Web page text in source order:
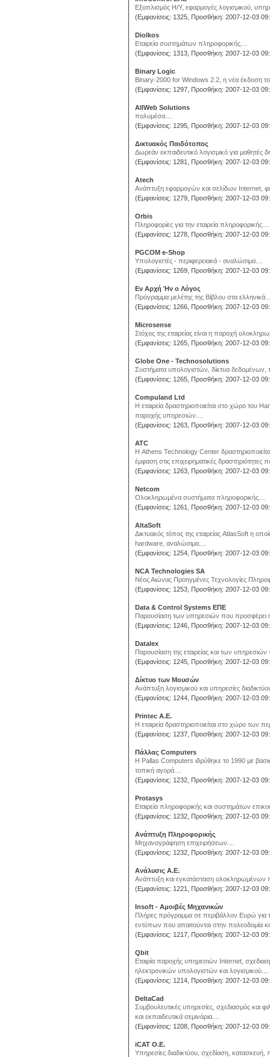
Εξοπλισμός Η/Υ, εφαρμογές λογισμικού,
(Εμφανίσεις: 1325, Προσθήκη: 2007-12-03
Diolkos
Εταιρεία συστημάτων πληροφορικής....
(Εμφανίσεις: 1313, Προσθήκη: 2007-12-03
Binary Logic
Binary-2000 for Windows 2.2, η νέα έκδοση
(Εμφανίσεις: 1297, Προσθήκη: 2007-12-03
AllWeb Solutions
πολυμέσα....
(Εμφανίσεις: 1295, Προσθήκη: 2007-12-03
Δικτυακός Παιδότοπος
Δωρεάν εκπαιδευτικό λογισμικό για μαθητές
(Εμφανίσεις: 1281, Προσθήκη: 2007-12-03
Atech
Ανάπτυξη εφαρμογών και σελίδων Internet,
(Εμφανίσεις: 1279, Προσθήκη: 2007-12-03
Orbis
Πληροφορίες για την εταιρεία πληροφορικής....
(Εμφανίσεις: 1278, Προσθήκη: 2007-12-03
PGCOM e-Shop
Υπολογιστές - περιφερειακά - αναλώσιμα....
(Εμφανίσεις: 1269, Προσθήκη: 2007-12-03
Εν Αρχή Ήν ο Λόγος
Πρόγραμμα μελέτης της Βίβλου στα
(Εμφανίσεις: 1266, Προσθήκη: 2007-12-03
Microsense
Στόχος της εταιρείας είναι η παροχή
(Εμφανίσεις: 1265, Προσθήκη: 2007-12-03
Globe One - Technosolutions
Συστήματα υπολογιστών, δίκτυα δεδομένων,
(Εμφανίσεις: 1265, Προσθήκη: 2007-12-03
Compuland Ltd
Η εταιρεία δραστηριοποιείται στο χώρο
παροχής υπηρεσιών....
(Εμφανίσεις: 1263, Προσθήκη: 2007-12-03
ATC
Η Athens Technology Center
έμφαση στις επιχειρηματικές
(Εμφανίσεις: 1263, Προσθήκη: 2007-12-03
Netcom
Ολοκληρωμένα συστήματα πληροφορικής....
(Εμφανίσεις: 1261, Προσθήκη: 2007-12-03
AltaSoft
Δικτυακός τόπος της εταιρείας AtlasSoft η
hardware, αναλώσιμα....
(Εμφανίσεις: 1254, Προσθήκη: 2007-12-03
NCA Technologies SA
Νέος Αιώνας Προηγμένες Τεχνολογίες
(Εμφανίσεις: 1253, Προσθήκη: 2007-12-03
Data & Control Systems ΕΠΕ
Παρουσίαση των υπηρεσιών που προσφέρει η
(Εμφανίσεις: 1246, Προσθήκη: 2007-12-03
Datalex
Παρουσίαση της εταιρείας και των υπηρεσιών
(Εμφανίσεις: 1245, Προσθήκη: 2007-12-03
Δίκτυο των Μουσών
Ανάπτυξη λογισμικού και υπηρεσίες
(Εμφανίσεις: 1244, Προσθήκη: 2007-12-03
Printec A.E.
Η εταιρεία δραστηριοποιείται στο χώρο
(Εμφανίσεις: 1237, Προσθήκη: 2007-12-03
Πάλλας Computers
Η Pallas Computers ιδρύθηκε το 1990 με
τοπική αγορά....
(Εμφανίσεις: 1232, Προσθήκη: 2007-12-03
Protasys
Εταιρεία πληροφορικής και συστημάτων
(Εμφανίσεις: 1232, Προσθήκη: 2007-12-03
Ανάπτυξη Πληροφορικής
Μηχανογράφηση επιχειρήσεων....
(Εμφανίσεις: 1232, Προσθήκη: 2007-12-03
Ανάλυσις Α.Ε.
Ανάπτυξη και εγκατάσταση
(Εμφανίσεις: 1221, Προσθήκη: 2007-12-03
Insoft - Αμοιβές Μηχανικών
Πλήρες πρόγραμμα σε περιβάλλον Ευρώ
εντύπων που απαιτούνται στην πολεοδομία
(Εμφανίσεις: 1217, Προσθήκη: 2007-12-03
Qbit
Εταιρία παροχής υπηρεσιών Internet,
ηλεκτρονικών υπολογιστών και λογισμικού....
(Εμφανίσεις: 1214, Προσθήκη: 2007-12-03
DeltaCad
Συμβουλευτικές υπηρεσίες, σχεδιασμός και
και εκπαιδευτικά σεμινάρια....
(Εμφανίσεις: 1208, Προσθήκη: 2007-12-03
iCAT O.E.
Υπηρεσίες διαδικτύου, σχεδίαση,